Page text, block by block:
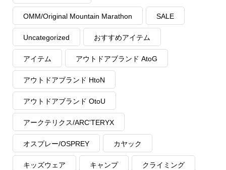
OMM/Original Mountain Marathon SALE
Uncategorized おすすめアイテム
アイテム アウトドアブランド AtoG
アウトドアブランド HtoN
アウトドアブランド OtoU
アークテリクス/ARC'TERYX
オスプレー/OSPREY カヤック
キッズウェア キャンプ クライミング